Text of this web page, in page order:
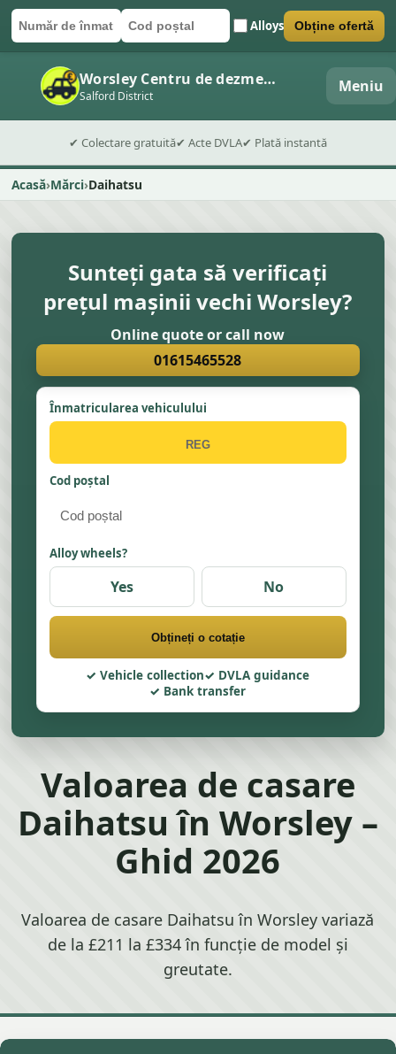
Număr de înmatriculare
Cod poștal Alloys
Trimite formularul Obține ofertă
Worsley Centru de dezmembrări auto
Salford District Meniu
✔ Colectare gratuită✔ Acte DVLA✔ Plată instantă
Acasă Mărci Daihatsu
Sunteți gata să verificați
prețul mașinii vechi Worsley?
Online quote or call now
01615465528
Înmatricularea vehiculului
Cod poștal
Alloy wheels?
Yes No
Obțineți o cotație
Vehicle collection
DVLA guidance
Bank transfer
Valoarea de casare
Daihatsu în Worsley –
Ghid 2026
Valoarea de casare Daihatsu în Worsley variază
de la £211 la £334 în funcție de model și
greutate.